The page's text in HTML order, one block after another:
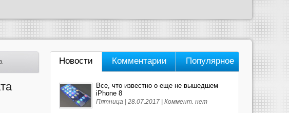
Новости Комментарии Популярное
Все, что известно о еще не вышедшем
iPhone 8
Пятница | 28.07.2017 | Коммент. нет